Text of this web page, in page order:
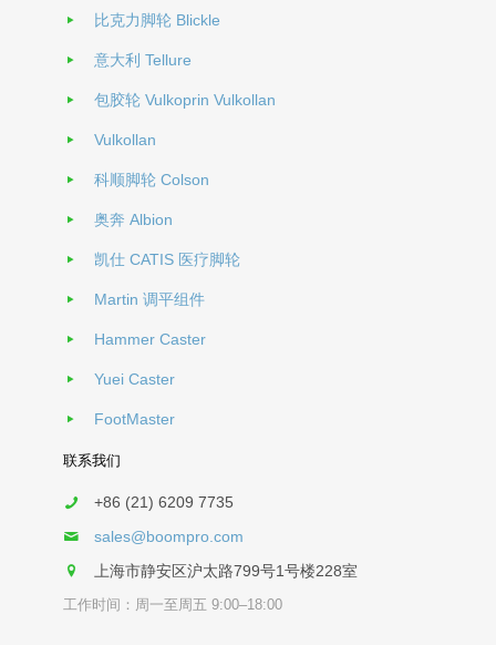
比克力脚轮 Blickle
意大利 Tellure
包胶轮 Vulkoprin Vulkollan
Vulkollan
科顺脚轮 Colson
奥奔 Albion
凯仕 CATIS 医疗脚轮
Martin 调平组件
Hammer Caster
Yuei Caster
FootMaster
联系我们
+86 (21) 6209 7735
sales@boompro.com
上海市静安区沪太路799号1号楼228室
工作时间：周一至周五 9:00–18:00